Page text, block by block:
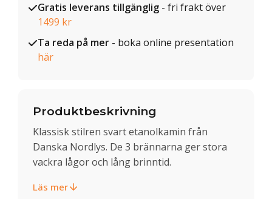
Gratis leverans tillgänglig - fri frakt över
1499 kr
Ta reda på mer - boka online presentation
här
Produktbeskrivning
Klassisk stilren svart etanolkamin från
Danska Nordlys. De 3 brännarna ger stora
vackra lågor och lång brinntid.
Läs mer